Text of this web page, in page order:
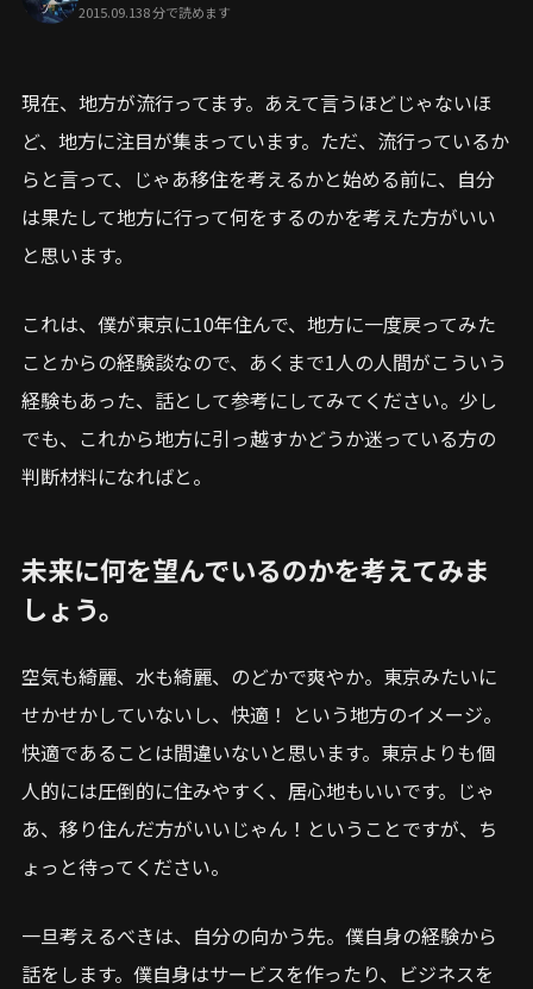
2015.09.138 分で読めます
現在、地方が流行ってます。あえて言うほどじゃないほ
ど、地方に注目が集まっています。ただ、流行っているか
らと言って、じゃあ移住を考えるかと始める前に、自分
は果たして地方に行って何をするのかを考えた方がいい
と思います。
これは、僕が東京に10年住んで、地方に一度戻ってみた
ことからの経験談なので、あくまで1人の人間がこういう
経験もあった、話として参考にしてみてください。少し
でも、これから地方に引っ越すかどうか迷っている方の
判断材料になればと。
未来に何を望んでいるのかを考えてみま
しょう。
空気も綺麗、水も綺麗、のどかで爽やか。東京みたいに
せかせかしていないし、快適！ という地方のイメージ。
快適であることは間違いないと思います。東京よりも個
人的には圧倒的に住みやすく、居心地もいいです。じゃ
あ、移り住んだ方がいいじゃん！ということですが、ち
ょっと待ってください。
一旦考えるべきは、自分の向かう先。僕自身の経験から
話をします。僕自身はサービスを作ったり、ビジネスを